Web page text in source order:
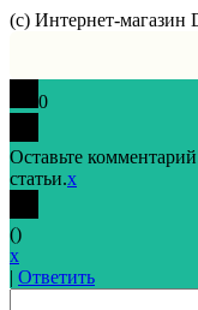
(с) Интернет-магазин
0
Оставьте
статьи.x
()
x
| Ответить